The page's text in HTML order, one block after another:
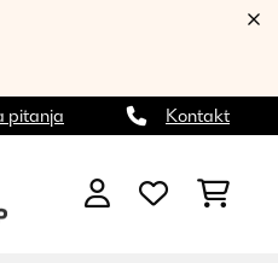
pitanja Kontakt